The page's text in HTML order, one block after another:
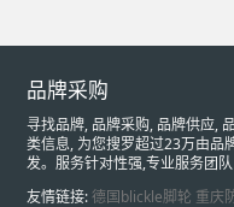
品牌采购
寻找品牌, 品牌采购, 品牌供应,
类信息, 为您搜罗超过23万由品
发。服务针对性强,专业服务团
友情链接:德国blickle脚轮 重庆